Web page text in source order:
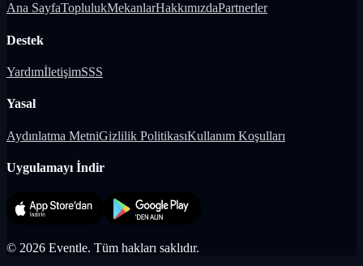
Ana SayfaToplulukMekanlarHakkımızdaPartnerler
Destek
YardımİletişimSSS
Yasal
Aydınlatma MetniGizlilik PolitikasıKullanım Koşulları
Uygulamayı İndir
© 2026 Eventle. Tüm hakları saklıdır.